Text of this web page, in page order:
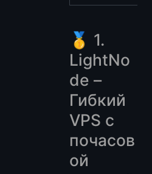
🥇 1.
LightNo
de –
Гибкий
VPS с
почасов
ой